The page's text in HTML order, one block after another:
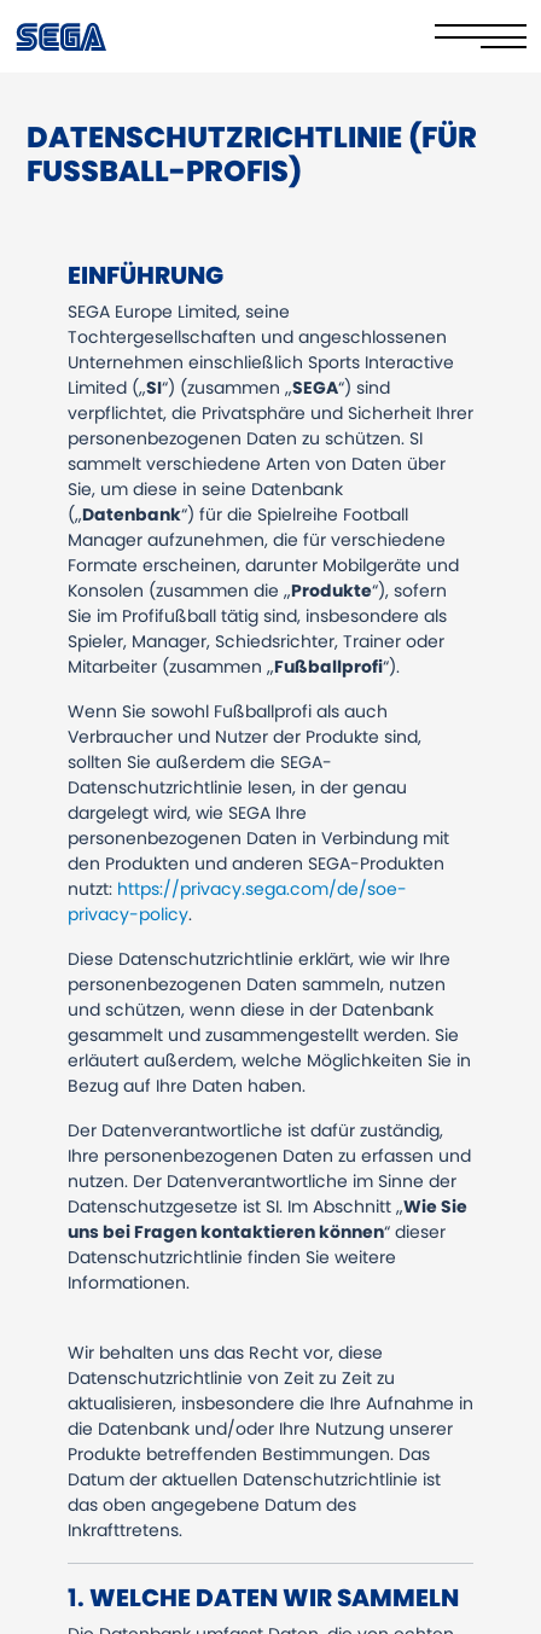
Datenschutzrichtlinie
Ihre Rechte
Corporate Governance
FAQs & Contact Us
DATENSCHUTZRICHTLINIE (FÜR
FUSSBALL-PROFIS)
EINFÜHRUNG
SEGA Europe Limited, seine
Tochtergesellschaften und angeschlossenen
Unternehmen einschließlich Sports Interactive
Limited („SI“) (zusammen „SEGA“) sind
verpflichtet, die Privatsphäre und Sicherheit Ihrer
personenbezogenen Daten zu schützen. SI
sammelt verschiedene Arten von Daten über
Sie, um diese in seine Datenbank
(„Datenbank“) für die Spielreihe Football
Manager aufzunehmen, die für verschiedene
Formate erscheinen, darunter Mobilgeräte und
Konsolen (zusammen die „Produkte“), sofern
Sie im Profifußball tätig sind, insbesondere als
Spieler, Manager, Schiedsrichter, Trainer oder
Mitarbeiter (zusammen „Fußballprofi“).
Wenn Sie sowohl Fußballprofi als auch
Verbraucher und Nutzer der Produkte sind,
sollten Sie außerdem die SEGA-
Datenschutzrichtlinie lesen, in der genau
dargelegt wird, wie SEGA Ihre
personenbezogenen Daten in Verbindung mit
den Produkten und anderen SEGA-Produkten
nutzt: https://privacy.sega.com/de/soe-
privacy-policy.
Diese Datenschutzrichtlinie erklärt, wie wir Ihre
personenbezogenen Daten sammeln, nutzen
und schützen, wenn diese in der Datenbank
gesammelt und zusammengestellt werden. Sie
erläutert außerdem, welche Möglichkeiten Sie in
Bezug auf Ihre Daten haben.
Der Datenverantwortliche ist dafür zuständig,
Ihre personenbezogenen Daten zu erfassen und
nutzen. Der Datenverantwortliche im Sinne der
Datenschutzgesetze ist SI. Im Abschnitt „Wie Sie
uns bei Fragen kontaktieren können“ dieser
Datenschutzrichtlinie finden Sie weitere
Informationen.
Wir behalten uns das Recht vor, diese
Datenschutzrichtlinie von Zeit zu Zeit zu
aktualisieren, insbesondere die Ihre Aufnahme in
die Datenbank und/oder Ihre Nutzung unserer
Produkte betreffenden Bestimmungen. Das
Datum der aktuellen Datenschutzrichtlinie ist
das oben angegebene Datum des
Inkrafttretens.
1.WELCHE DATEN WIR SAMMELN